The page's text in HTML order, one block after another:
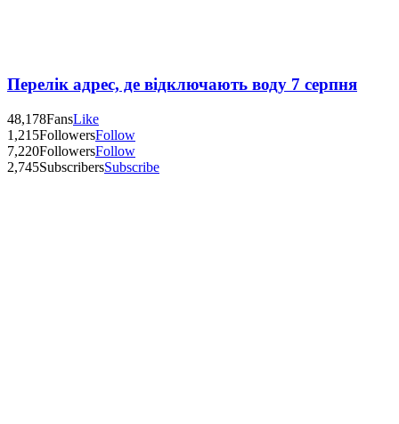
Перелік адрес, де відключають воду 7 серпня
48,178FansLike
1,215FollowersFollow
7,220FollowersFollow
2,745SubscribersSubscribe